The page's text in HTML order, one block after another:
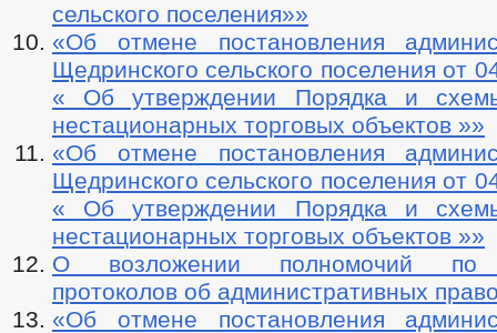
сельского поселения»»
«Об отмене постановления
Щедринского сельского поселения от
« Об утверждении Порядка и
нестационарных торговых объектов »»
«Об отмене постановления
Щедринского сельского поселения от
« Об утверждении Порядка и
нестационарных торговых объектов »»
О возложении полномочий по
протоколов об административных
«Об отмене постановления